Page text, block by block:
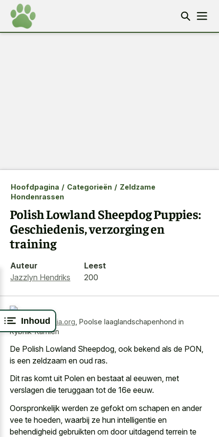
Inhoud
Hoofdpagina / Categorieën / Zeldzame
Hondenrassen
Polish Lowland Sheepdog Puppies:
Geschiedenis, verzorging en
training
Auteur
Jazzlyn Hendriks
Leest
200
Bron: wikimedia.org Poolse laaglandschapenhond in
Rybnik-Kamien
De Polish Lowland Sheepdog, ook bekend als de PON,
is een zeldzaam en oud ras.
Dit ras komt uit Polen en bestaat al eeuwen, met
verslagen die teruggaan tot de 16e eeuw.
Oorspronkelijk werden ze gefokt om schapen en ander
vee te hoeden, waarbij ze hun intelligentie en
behendigheid gebruikten om door uitdagend terrein te